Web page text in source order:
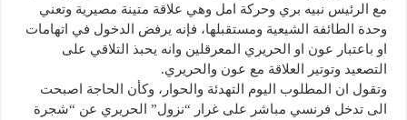
مع الرئيس نبيه بري وحركة امل وهي علاقة متينة مصيرية وتعني
وحدة الطائفة الشيعية ومستقبلها، فإنه يرفض الدخول في اتهامات
او باعتبار عون او الحريري المعرقلين وانه يحبذ التلاقي على
التصعيد وتوتير العلاقة مع عون والحريري.
وتقول ان المطلوب اليوم التهدئة والحوار، وكأن الحاجة اصبحت
الى تدخل فرنسي مباشر على غرار “نزول” الحريري عن “شجرة